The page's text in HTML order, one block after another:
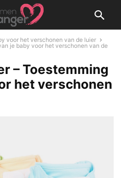
voor het verschonen van de luier
je baby voor het verschonen van de
– Toestemming
het verschonen